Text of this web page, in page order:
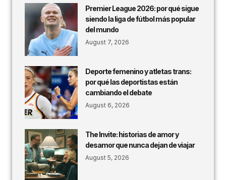
Premier League 2026: por qué sigue
siendo la liga de fútbol más popular
del mundo
August 7, 2026
Deporte femenino y atletas trans:
por qué las deportistas están
cambiando el debate
August 6, 2026
The Invite: historias de amor y
desamor que nunca dejan de viajar
August 5, 2026